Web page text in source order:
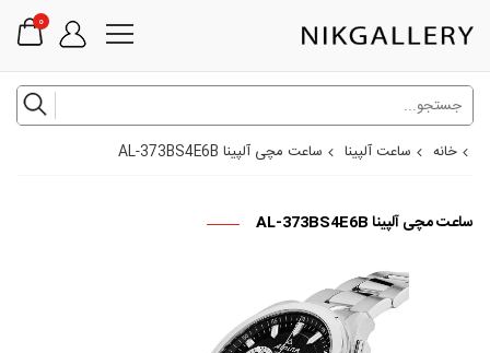
0
خانه ساعت آلپینا ساعت مچی آلپینا AL-373BS4E6B
ساعت مچی آلپینا AL-373BS4E6B